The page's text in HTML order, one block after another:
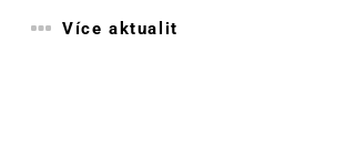
Více aktualit